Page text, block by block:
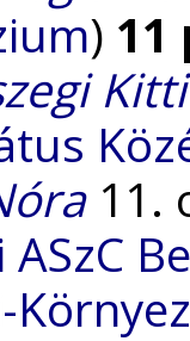
) 11
Kitti
11.